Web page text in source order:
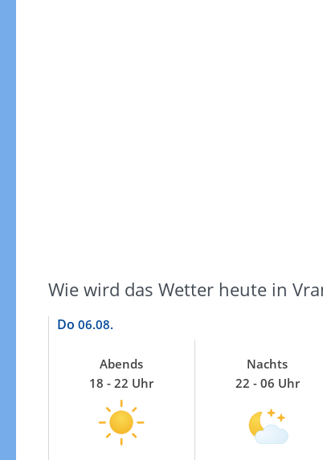
Wie wird das Wetter heute in
Do 06.08.
Abends
18 - 22 Uhr
Nachts
22 - 06 Uhr